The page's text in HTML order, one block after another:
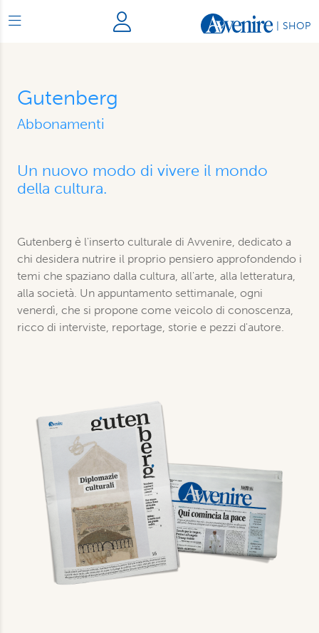
SHOP
Gutenberg
Abbonamenti
Un nuovo modo di vivere il mondo
della cultura.
Gutenberg è l'inserto culturale di Avvenire, dedicato a
chi desidera nutrire il proprio pensiero approfondendo i
temi che spaziano dalla cultura, all'arte, alla letteratura,
alla società. Un appuntamento settimanale, ogni
venerdì, che si propone come veicolo di conoscenza,
ricco di interviste, reportage, storie e pezzi d'autore.